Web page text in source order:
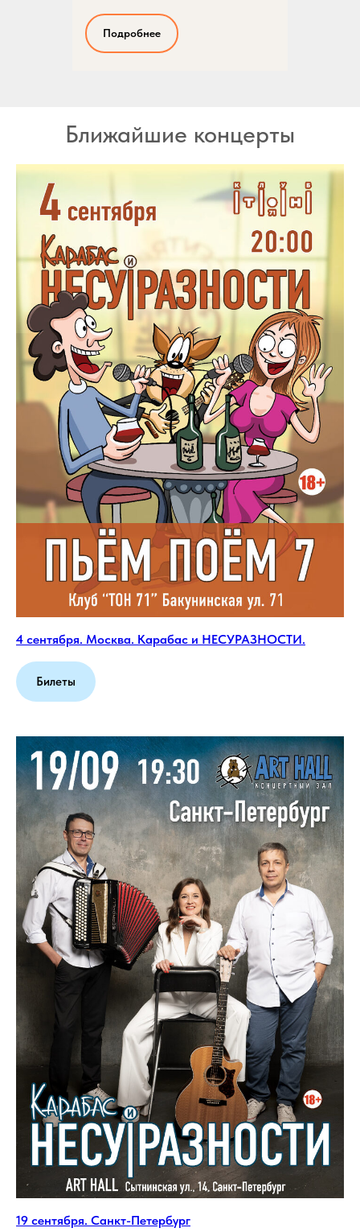
Подробнее
Ближайшие концерты
4 сентября. Москва. Карабас и НЕСУРАЗНОСТИ.
Билеты
19 сентября. Санкт-Петербург